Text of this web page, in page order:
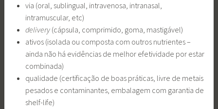
via (oral, sublingual, intravenosa, intranasal,
intramuscular, etc)
delivery(cápsula, comprimido, goma, mastigável)
ativos (isolada ou composta com outros nutrientes –
ainda não há evidências de melhor efetividade por estar
combinada)
qualidade (certificação de boas práticas, livre de metais
pesados e contaminantes, embalagem com garantia de
shelf-life)